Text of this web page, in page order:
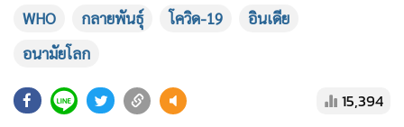
วิทยารายสัปดาห์ของทางอนามัยโลก ซึ่งมีกำหนดเผยแพร่ในวัน
อินเดีย กำลังประสบกับสถานการณ์การแพร่ระบาดเลวร้ายที่สุด
แห่งหนึ่งในโลก โดยในวันจันทร์ (10 พ.ค.) พวกเขารายงานพบผู้
WHO กลายพันธุ์ โควิด-19
อินเดีย
อนามัยโลก
15,394